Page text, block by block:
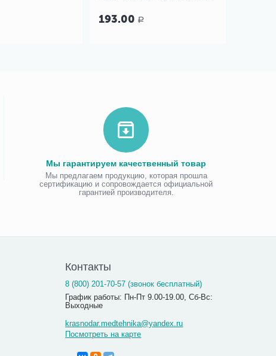
193.00 Р
Мы гарантируем качественный товар
Мы предлагаем продукцию, которая прошла
сертификацию и сопровождается официальной
гарантией производителя.
Контакты
8 (800) 201-70-57 (звонок бесплатный)
График работы: Пн-Пт 9.00-19.00, Сб-Вс:
Выходные
krasnodar.medtehnika@yandex.ru
Посмотреть на карте